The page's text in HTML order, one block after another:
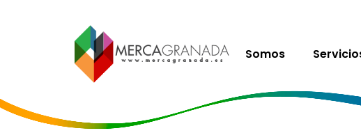
Somos